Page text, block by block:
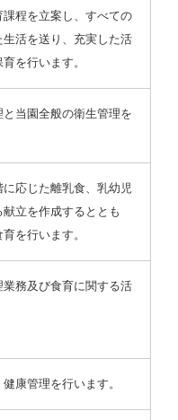
程を立案し、すべての
活を送り、充実した活
を行います。
当園全般の衛生管理を
応じた離乳食、乳幼児
立を作成するととも
を行います。
務及び食育に関する活
康管理を行います。